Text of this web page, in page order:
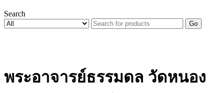
Search
Go
พระอาจารย์ธรรมดล วัดหนอง